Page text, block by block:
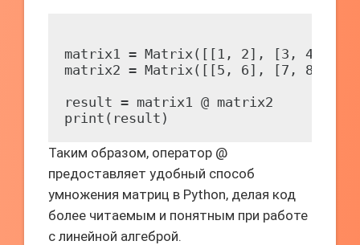
matrix1 = Matrix([[1, 2], [3, 4]])
matrix2 = Matrix([[5, 6], [7, 8]])
result = matrix1 @ matrix2
Таким образом, оператор @
предоставляет удобный способ
умножения матриц в Python, делая код
более читаемым и понятным при работе
с линейной алгеброй.